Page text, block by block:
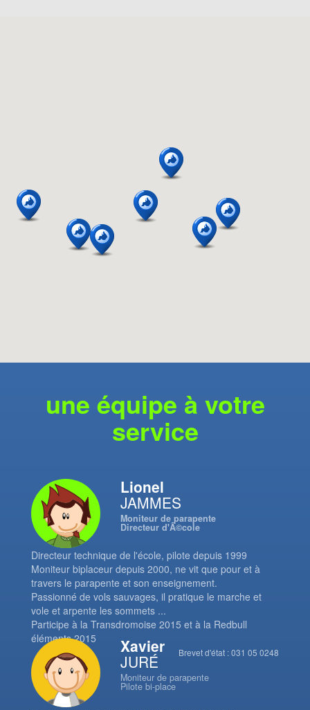
une équipe à votre
service
Lionel
JAMMES
Moniteur de parapente
Directeur d'Ã©cole
Directeur technique de l'école, pilote depuis 1999
Moniteur biplaceur depuis 2000, ne vit que pour et à
travers le parapente et son enseignement.
Passionné de vols sauvages, il pratique le marche et
vole et arpente les sommets ...
Participe à la Transdromoise 2015 et à la Redbull
éléments 2015
Brevet d'état : 031 05 0248
Xavier
JURÉ
Moniteur de parapente
Pilote bi-place